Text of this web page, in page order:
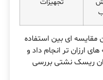
تجهیزات
مقایسه ای بین استفاده
ارزان تر انجام داد و
ریسک نشتی بررسی